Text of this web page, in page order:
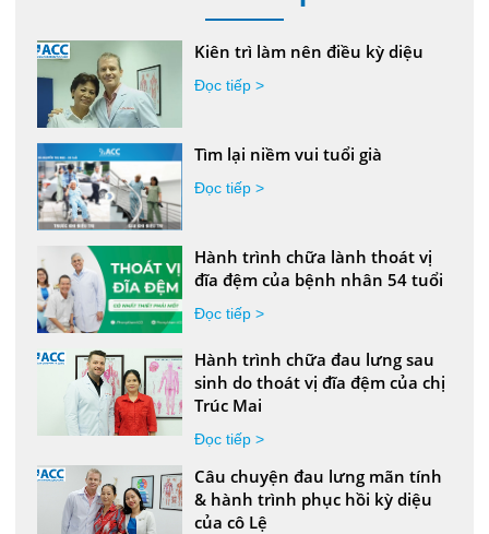
Kiên trì làm nên điều kỳ diệu
Đọc tiếp >
Tìm lại niềm vui tuổi già
Đọc tiếp >
Hành trình chữa lành thoát vị
đĩa đệm của bệnh nhân 54 tuổi
Đọc tiếp >
Hành trình chữa đau lưng sau
sinh do thoát vị đĩa đệm của chị
Trúc Mai
Đọc tiếp >
Câu chuyện đau lưng mãn tính
& hành trình phục hồi kỳ diệu
của cô Lệ